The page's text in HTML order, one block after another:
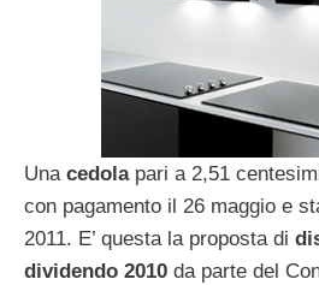
Unacedolapari a 2,51
con pagamento il 26 maggio e
2011. E’ questa la proposta di
dividendo 2010 da parte del